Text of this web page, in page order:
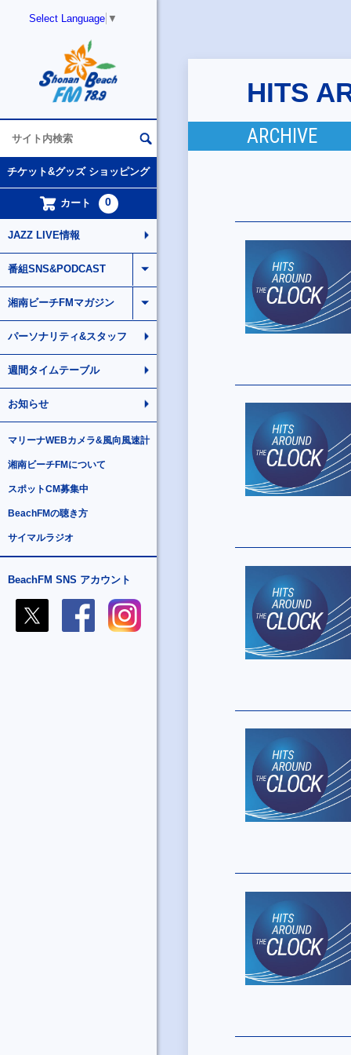
Select Language ▼
チケット&グッズ ショッピング
カート 0
JAZZ LIVE情報
番組SNS&PODCAST
湘南ビーチFMマガジン
パーソナリティ&スタッフ
週間タイムテーブル
お知らせ
マリーナWEBカメラ&風向風速計
湘南ビーチFMについて
スポットCM募集中
BeachFMの聴き方
サイマルラジオ
BeachFM SNS アカウント
HITS
ARCHIVE